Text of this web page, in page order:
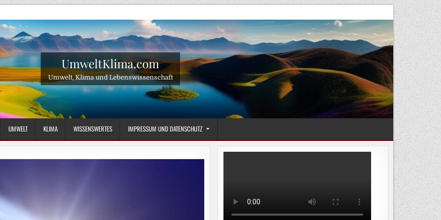
UmweltKlima.com
Umwelt, Klima und Lebenswissenschaft
UMWELT KLIMA WISSENSWERTES IMPRESSUM UND DATENSCHUTZ